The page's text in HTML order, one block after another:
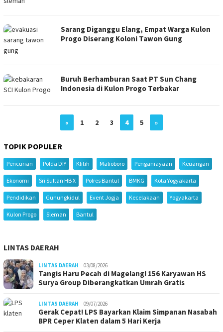
Sarang Diganggu Elang, Empat Warga Kulon
Progo Diserang Koloni Tawon Gung
Buruh Berhamburan Saat PT Sun Chang
Indonesia di Kulon Progo Terbakar
« 1 2 3 4 5 »
TOPIK POPULER
Pencurian Polda DIY Klitih Malioboro Penganiayaan Keuangan
Ekonomi Sri Sultan HB X Polres Bantul BMKG Kota Yogyakarta
Pendidikan Gunungkidul Event Jogja Kecelakaan Yogyakarta
Kulon Progo Sleman Bantul
LINTAS DAERAH
LINTAS DAERAH 03/08/2026
Tangis Haru Pecah di Magelang! 156 Karyawan HS
Surya Group Diberangkatkan Umrah Gratis
LINTAS DAERAH 09/07/2026
Gerak Cepat! LPS Bayarkan Klaim Simpanan Nasabah
BPR Ceper Klaten dalam 5 Hari Kerja